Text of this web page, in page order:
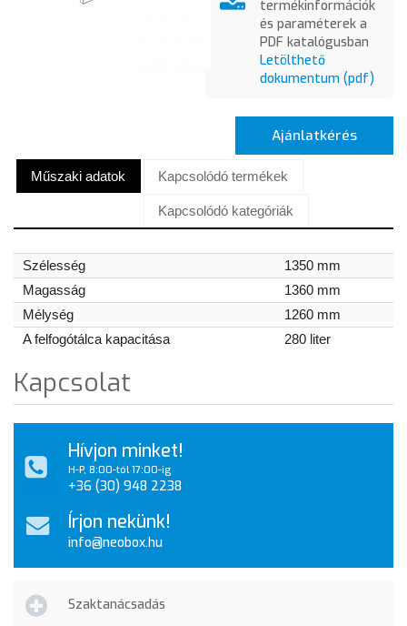
termékinformációk
és paraméterek a
PDF katalógusban
Letölthető
dokumentum (pdf)
Ajánlatkérés
Műszaki adatok Kapcsolódó termékek
Kapcsolódó kategóriák
Szélesség
1350 mm
Magasság
1360 mm
Mélység
1260 mm
A felfogótálca kapacitása
280 liter
Kapcsolat
Hívjon minket!
H-P, 8:00-tól 17:00-ig
+36 (30) 948 2238
Írjon nekünk!
info@neobox.hu
Szaktanácsadás